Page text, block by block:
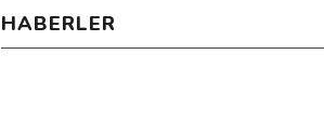
HABERLER